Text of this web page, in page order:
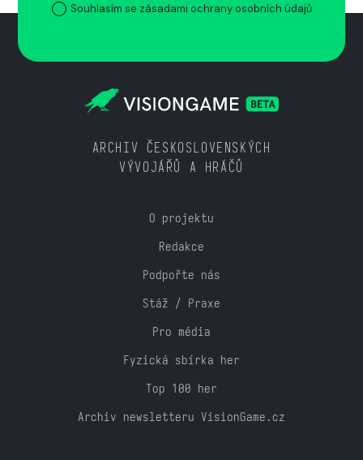
Souhlasím se zásadami ochrany osobních údajů
ARCHIV ČESKOSLOVENSKÝCH
VÝVOJÁŘŮ A HRÁČŮ
O projektu
Redakce
Podpořte nás
Stáž / Praxe
Pro média
Fyzická sbírka her
Top 100 her
Archiv newsletteru VisionGame.cz